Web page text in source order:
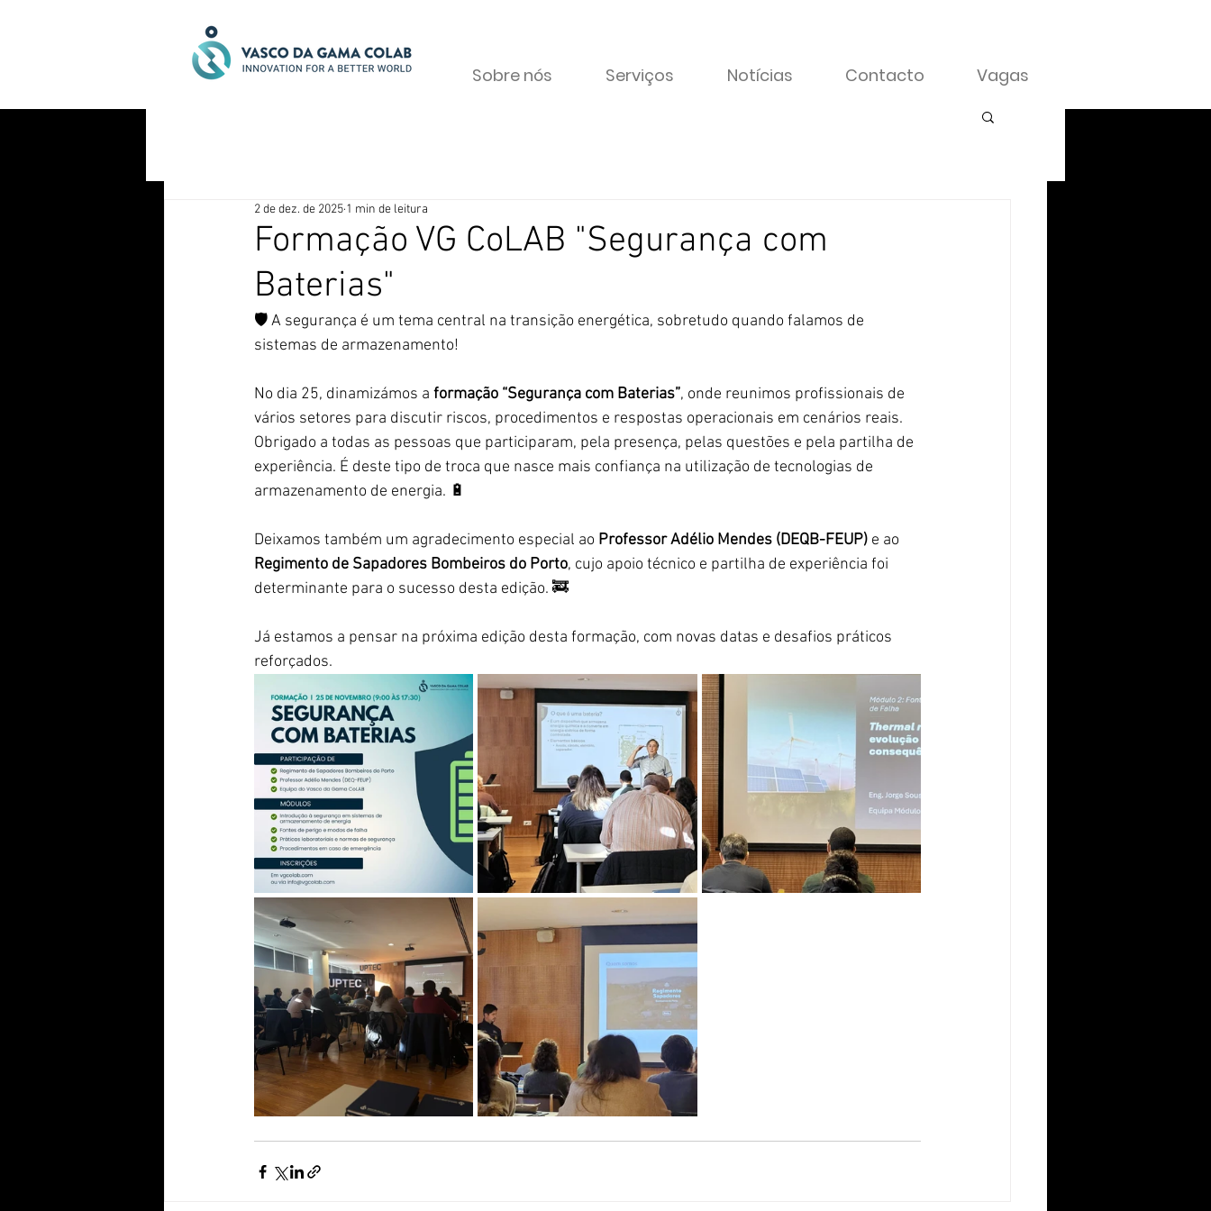
Sobre nós Serviços Notícias Contacto Vagas
Formação VG CoLAB "Segurança com
Baterias"
2 de dez. de 2025 1 min de leitura
🛡️ A segurança é um tema central na transição energética, sobretudo quando falamos de
sistemas de armazenamento!
No dia 25, dinamizámos a formação “Segurança com Baterias”, onde reunimos profissionais de
vários setores para discutir riscos, procedimentos e respostas operacionais em cenários reais.
Obrigado a todas as pessoas que participaram, pela presença, pelas questões e pela partilha de
experiência. É deste tipo de troca que nasce mais confiança na utilização de tecnologias de
armazenamento de energia. 🔋
Deixamos também um agradecimento especial ao Professor Adélio Mendes (DEQB-FEUP) e ao
Regimento de Sapadores Bombeiros do Porto, cujo apoio técnico e partilha de experiência foi
determinante para o sucesso desta edição. 🚒
Já estamos a pensar na próxima edição desta formação, com novas datas e desafios práticos
reforçados.